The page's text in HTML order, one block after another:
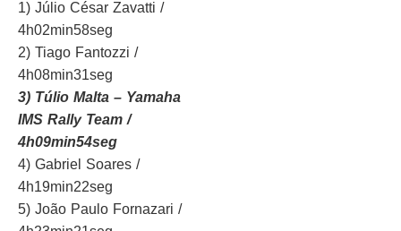
1) Júlio César Zavatti /
4h02min58seg
2) Tiago Fantozzi /
4h08min31seg
3) Túlio Malta – Yamaha
IMS Rally Team /
4h09min54seg
4) Gabriel Soares /
4h19min22seg
5) João Paulo Fornazari /